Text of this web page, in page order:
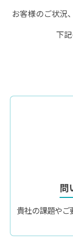
お客様のご状況
下
問
貴社の課題やご